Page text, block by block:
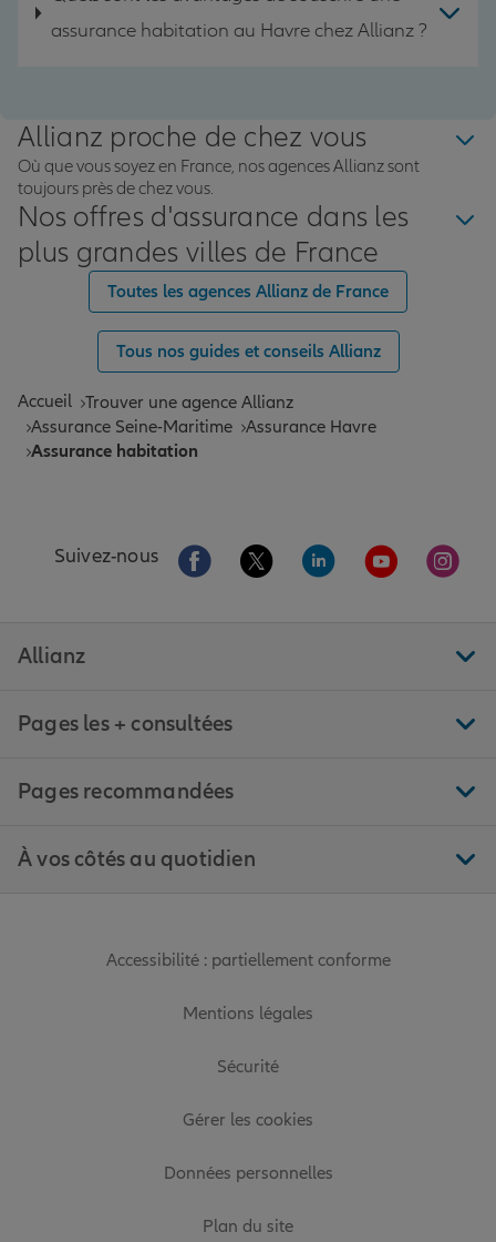
assurance habitation au Havre chez Allianz ?
Allianz proche de chez vous
Où que vous soyez en France, nos agences Allianz sont
toujours près de chez vous.
Nos offres d'assurance dans les
plus grandes villes de France
Toutes les agences Allianz de France
Tous nos guides et conseils Allianz
Accueil Trouver une agence Allianz
Assurance Seine-Maritime Assurance Havre
Assurance habitation
Suivez-nous Aller sur la page Facebook de Allianz
Aller sur la page Twitter de
Aller sur la page
Aller sur la
Aller
Allianz
Pages les + consultées
Pages recommandées
À vos côtés au quotidien
Accessibilité : partiellement conforme
Mentions légales
Sécurité
Gérer les cookies
Données personnelles
Plan du site